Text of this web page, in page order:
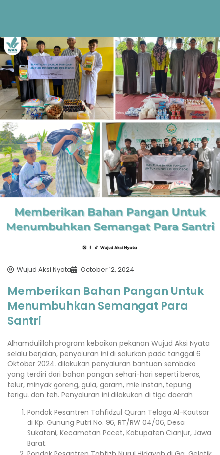
Wujud Aksi Nyata October 12, 2024
Memberikan Bahan Pangan Untuk
Menumbuhkan Semangat Para
Santri
Alhamdulillah program kebaikan pekanan Wujud Aksi Nyata
selalu berjalan, penyaluran ini di salurkan pada tanggal 6
Oktober 2024, dilakukan penyaluran bantuan sembako
yang terdiri dari bahan pangan sehari-hari seperti beras,
telur, minyak goreng, gula, garam, mie instan, tepung
terigu, dan teh. Penyaluran ini dilakukan di tiga daerah:
Pondok Pesantren Tahfidzul Quran Telaga Al-Kautsar
di Kp. Gunung Putri No. 96, RT/RW 04/06, Desa
Sukatani, Kecamatan Pacet, Kabupaten Cianjur, Jawa
Barat.